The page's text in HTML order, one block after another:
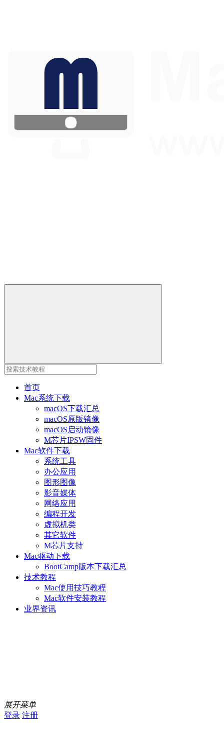
首页
Mac系统下载
macOS下载汇总
macOS原版镜像
macOS启动镜像
M芯片IPSW固件
Mac软件下载
系统工具
办公应用
图形图像
影音媒体
网络应用
编程开发
虚拟机类
其它软件
M芯片支持
Mac驱动下载
BootCamp版本下载汇总
技术教程
Mac使用技巧教程
Mac软件安装教程
业界资讯
展开菜单
登录 注册